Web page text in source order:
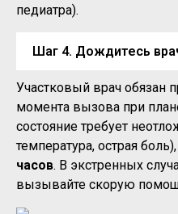
педиатра).
Шаг 4. Дождитесь
Участковый врач обязан
момента вызова при
состояние требует
температура, острая
часов. В экстренных
вызывайте скорую